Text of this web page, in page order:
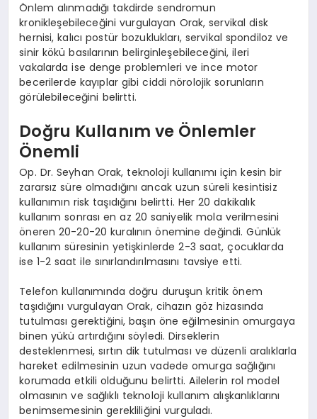
Önlem alınmadığı takdirde sendromun
kronikleşebileceğini vurgulayan Orak, servikal disk
hernisi, kalıcı postür bozuklukları, servikal spondiloz ve
sinir kökü basılarının belirginleşebileceğini, ileri
vakalarda ise denge problemleri ve ince motor
becerilerde kayıplar gibi ciddi nörolojik sorunların
görülebileceğini belirtti.
Doğru Kullanım ve Önlemler
Önemli
Op. Dr. Seyhan Orak, teknoloji kullanımı için kesin bir
zararsız süre olmadığını ancak uzun süreli kesintisiz
kullanımın risk taşıdığını belirtti. Her 20 dakikalık
kullanım sonrası en az 20 saniyelik mola verilmesini
öneren 20-20-20 kuralının önemine değindi. Günlük
kullanım süresinin yetişkinlerde 2-3 saat, çocuklarda
ise 1-2 saat ile sınırlandırılmasını tavsiye etti.
Telefon kullanımında doğru duruşun kritik önem
taşıdığını vurgulayan Orak, cihazın göz hizasında
tutulması gerektiğini, başın öne eğilmesinin omurgaya
binen yükü artırdığını söyledi. Dirseklerin
desteklenmesi, sırtın dik tutulması ve düzenli aralıklarla
hareket edilmesinin uzun vadede omurga sağlığını
korumada etkili olduğunu belirtti. Ailelerin rol model
olmasının ve sağlıklı teknoloji kullanım alışkanlıklarını
benimsemesinin gerekliliğini vurguladı.